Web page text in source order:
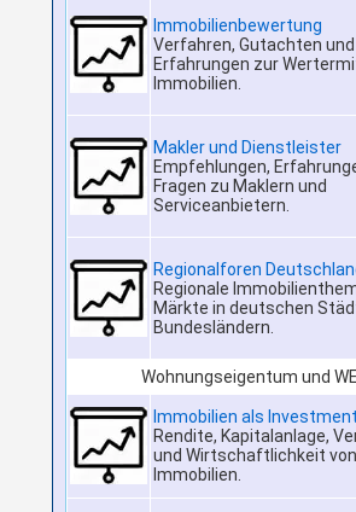
Immobilienbewertung
Verfahren, Gutachten und
Erfahrungen zur
Immobilien.
Makler und Dienstleister
Empfehlungen,
Fragen zu Maklern und
Serviceanbietern.
Regionalforen
Regionale
Märkte in deutschen
Bundesländern.
Wohnungseigentum und
Immobilien als Investment
Rendite, Kapitalanlage,
und Wirtschaftlichkeit von
Immobilien.